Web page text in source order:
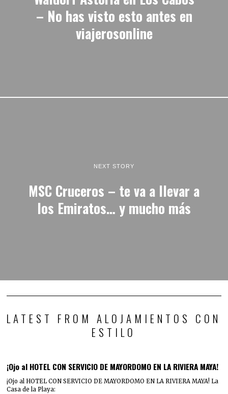
– No has visto esto antes en
viajerosonline
NEXT STORY
MSC Cruceros – te va a llevar a
los Emiratos… y mucho más
LATEST FROM ALOJAMIENTOS CON
ESTILO
¡Ojo al HOTEL CON SERVICIO DE MAYORDOMO EN LA RIVIERA MAYA!
¡Ojo al HOTEL CON SERVICIO DE MAYORDOMO EN LA RIVIERA MAYA! La
Casa de la Playa: